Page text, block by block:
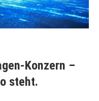
Konzern –
steht.